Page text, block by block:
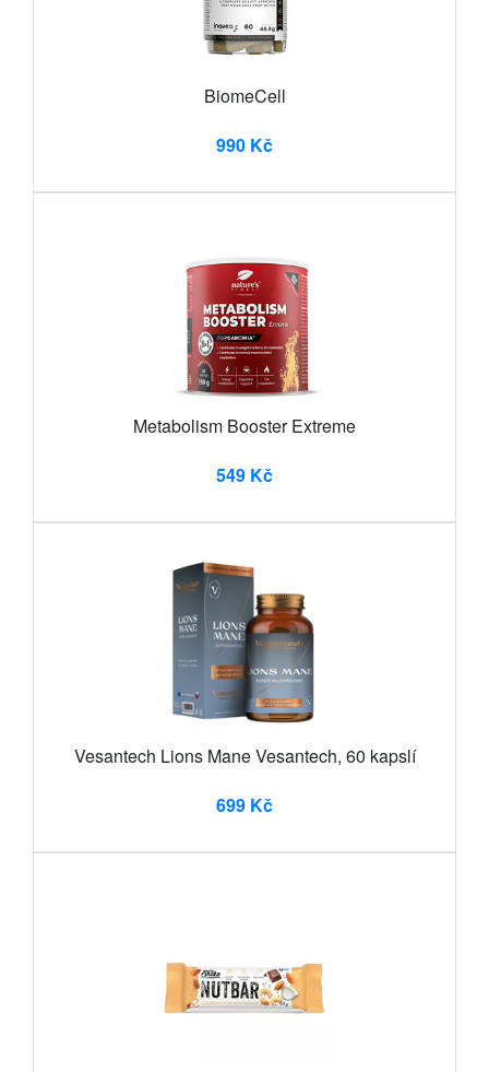
BiomeCell
990 Kč
Metabolism Booster Extreme
549 Kč
Vesantech Lions Mane Vesantech, 60 kapslí
699 Kč